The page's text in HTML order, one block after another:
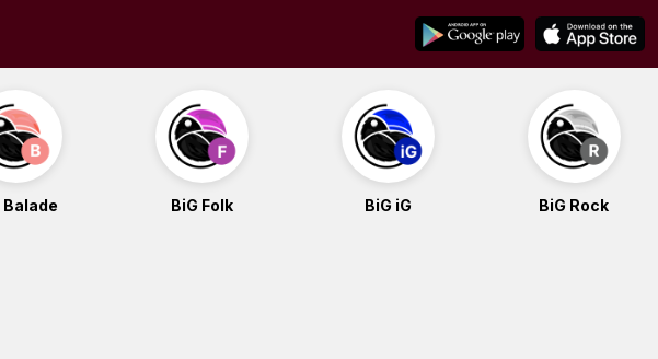
Balade BiG Folk BiG iG BiG Rock